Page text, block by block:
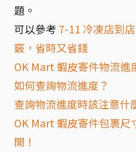
題。
可以參考 7-11 冷凍店到
竅，省時又省錢
OK Mart 蝦皮寄件物流進
如何查詢物流進度？
查詢物流進度時該注意什
OK Mart 蝦皮寄件包裹尺
開！